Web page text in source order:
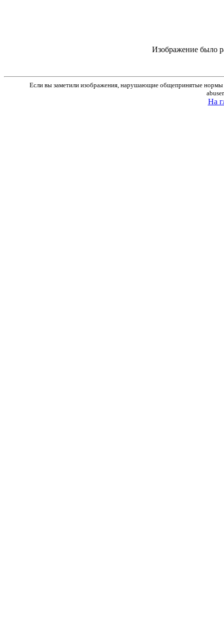
Изображение было
Если вы заметили изображения, нарушающие общепринятые нормы
На